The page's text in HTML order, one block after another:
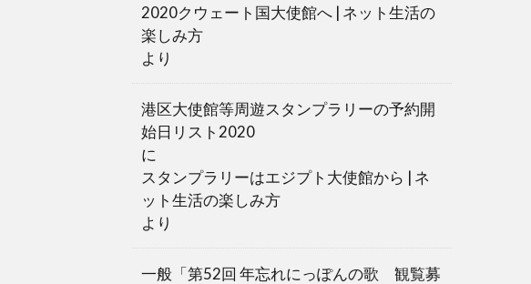
2020クウェート国大使館へ | ネット生活の
楽しみ方
より
港区大使館等周遊スタンプラリーの予約開
始日リスト2020
に
スタンプラリーはエジプト大使館から | ネ
ット生活の楽しみ方
より
一般「第52回 年忘れにっぽんの歌 観覧募